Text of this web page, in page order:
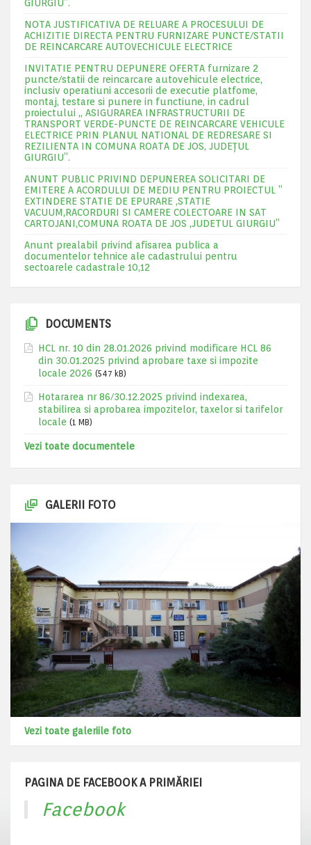
GIURGIU”.
NOTA JUSTIFICATIVA DE RELUARE A PROCESULUI DE
ACHIZITIE DIRECTA PENTRU FURNIZARE PUNCTE/STATII
DE REINCARCARE AUTOVECHICULE ELECTRICE
INVITATIE PENTRU DEPUNERE OFERTA furnizare 2
puncte/statii de reincarcare autovehicule electrice,
inclusiv operatiuni accesorii de executie platfome,
montaj, testare si punere in functiune, in cadrul
proiectului „ ASIGURAREA INFRASTRUCTURII DE
TRANSPORT VERDE-PUNCTE DE REINCARCARE VEHICULE
ELECTRICE PRIN PLANUL NATIONAL DE REDRESARE SI
REZILIENTA IN COMUNA ROATA DE JOS, JUDEŢUL
GIURGIU”.
ANUNT PUBLIC PRIVIND DEPUNEREA SOLICITARI DE
EMITERE A ACORDULUI DE MEDIU PENTRU PROIECTUL ”
EXTINDERE STATIE DE EPURARE ,STATIE
VACUUM,RACORDURI SI CAMERE COLECTOARE IN SAT
CARTOJANI,COMUNA ROATA DE JOS ,JUDETUL GIURGIU”
Anunt prealabil privind afisarea publica a
documentelor tehnice ale cadastrului pentru
sectoarele cadastrale 10,12
DOCUMENTS
HCL nr. 10 din 28.01.2026 privind modificare HCL 86
din 30.01.2025 privind aprobare taxe si impozite
locale 2026 (547 kB)
Hotararea nr 86/30.12.2025 privind indexarea,
stabilirea si aprobarea impozitelor, taxelor si tarifelor
locale (1 MB)
Vezi toate documentele
GALERII FOTO
Vezi toate galeriile foto
PAGINA DE FACEBOOK A PRIMĂRIEI
Facebook